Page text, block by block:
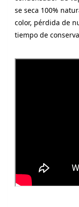
se seca 100%
color, pérdida de
tiempo de